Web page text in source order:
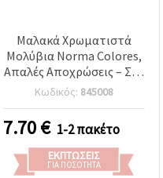
Μαλακά Χρωματιστά
Μολύβια Norma Colores,
Απαλές Αποχρώσεις – Σετ
24 Χρωμάτων για
Ζωγραφική &
Χειροτεχνίες
Κωδικός: 845008
7.70€ 1-2 πακέτο
ΕΚΠΤΏΣΕΙΣ
ΓΙΑ ΠΟΣΌΤΗΤΑ